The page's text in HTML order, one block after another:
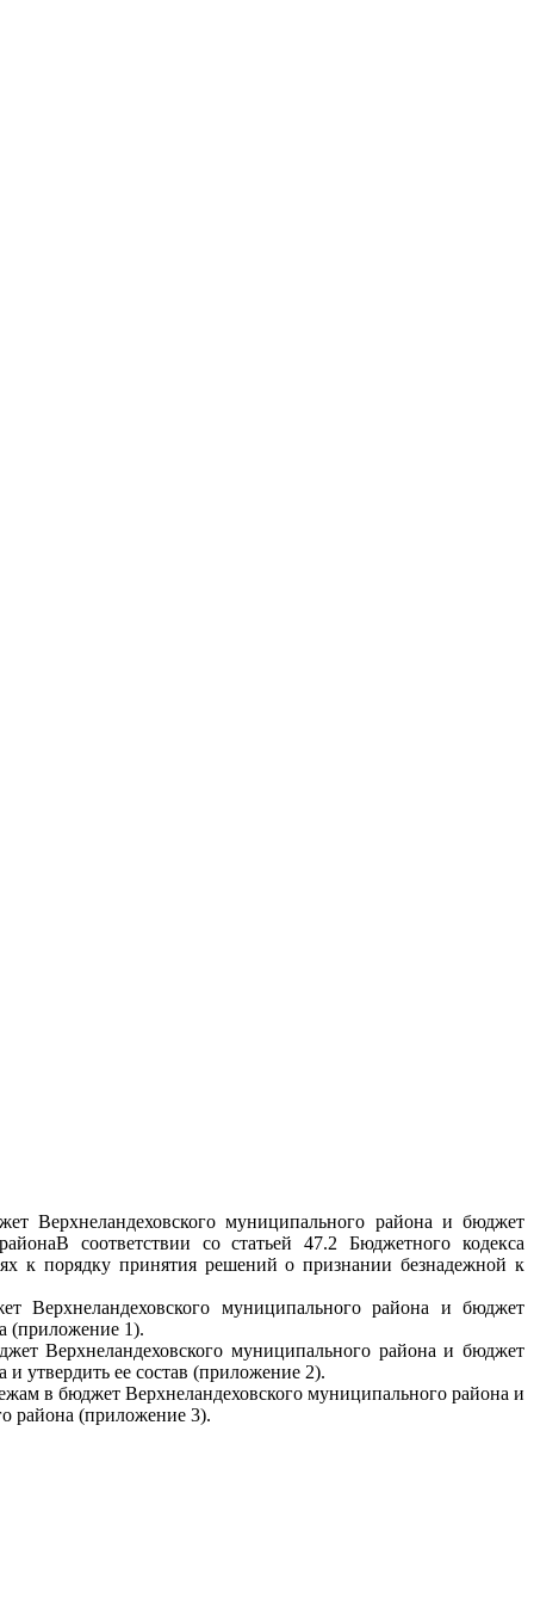
Верхнеландеховского муниципального района и бюджет
В соответствии со статьей 47.2 Бюджетного кодекса
к порядку принятия решений о признании безнадежной к
муниципального района и бюджет
(приложение 1).
Верхнеландеховского муниципального района и бюджет
утвердить ее состав (приложение 2).
в бюджет Верхнеландеховского муниципального района и
района (приложение 3).